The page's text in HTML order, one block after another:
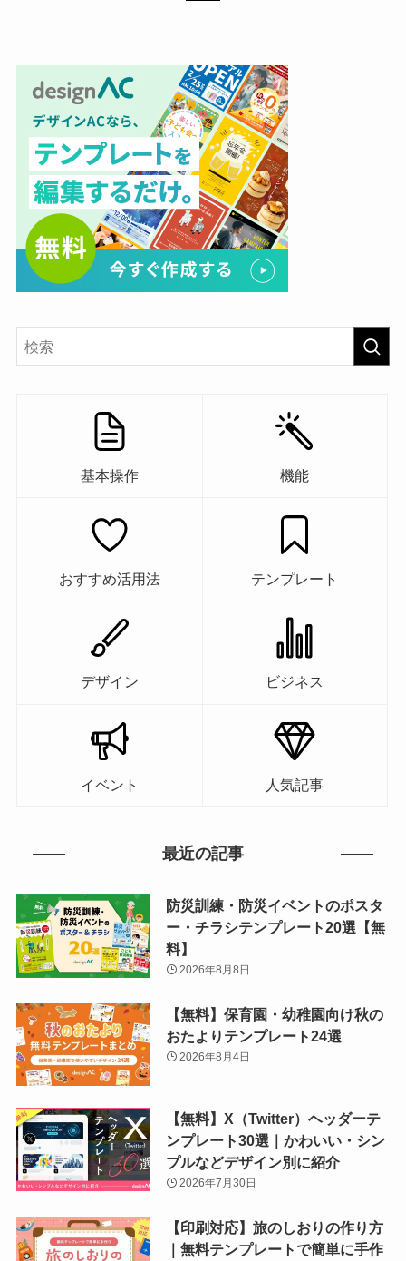
基本操作 機能
おすすめ活用法 テンプレート
デザイン ビジネス
イベント 人気記事
最近の記事
防災訓練・防災イベントのポスタ
ー・チラシテンプレート20選【無
料】
2026年8月8日
【無料】保育園・幼稚園向け秋の
おたよりテンプレート24選
2026年8月4日
【無料】X（Twitter）ヘッダーテ
ンプレート30選｜かわいい・シン
プルなどデザイン別に紹介
2026年7月30日
【印刷対応】旅のしおりの作り方
｜無料テンプレートで簡単に手作